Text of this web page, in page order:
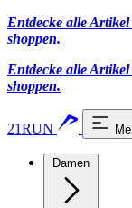
Entdecke alle
shoppen.
Entdecke alle
shoppen.
21RUN
Damen